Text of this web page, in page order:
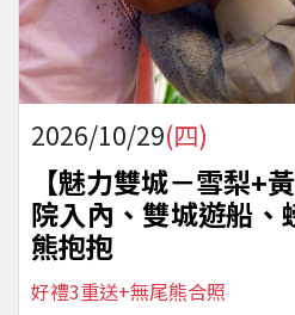
2026/10/29(四)
【魅力雙城－雪梨+
院入內、雙城遊船、
熊抱抱
好禮3重送+無尾熊合照